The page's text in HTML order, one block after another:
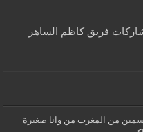
من المغرب من وانا صغيرة